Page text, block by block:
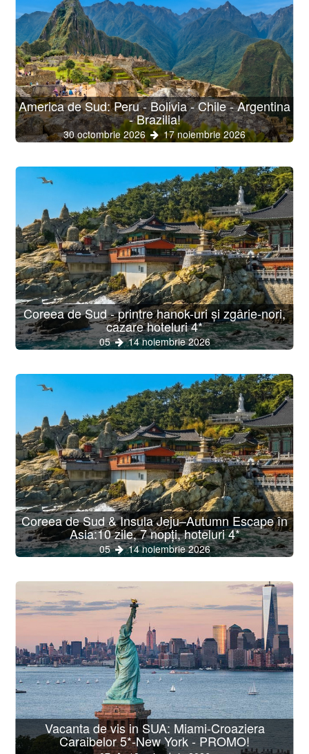
America de Sud: Peru - Bolivia - Chile - Argentina
- Brazilia!
30 octombrie 2026 17 noiembrie 2026
Coreea de Sud - printre hanok-uri și zgârie-nori,
cazare hoteluri 4*
05 14 noiembrie 2026
Coreea de Sud & Insula Jeju–Autumn Escape în
Asia:10 zile, 7 nopți, hoteluri 4*
05 14 noiembrie 2026
Vacanta de vis in SUA: Miami-Croaziera
Caraibelor 5*-New York - PROMO!